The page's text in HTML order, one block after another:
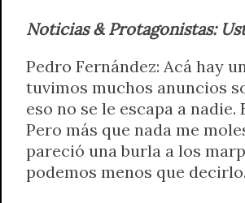
Noticias & Protagonistas:
Pedro Fernández: Acá hay
tuvimos muchos anuncios
eso no se le escapa a
Pero más que nada me
pareció una burla a los
podemos menos que decirlo.